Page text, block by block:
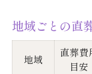
地域ごとの直
地域
直葬費
目安